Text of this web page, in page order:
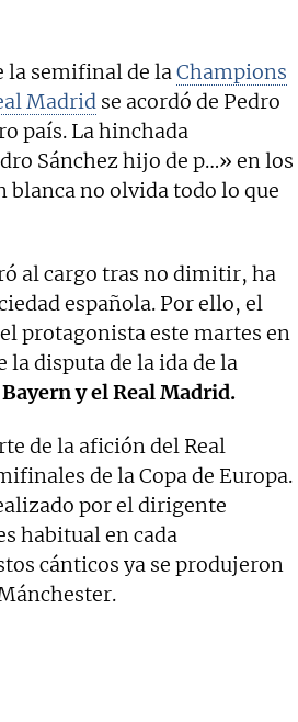
la semifinal de laChampions
Madrid se acordó de Pedro
país. La hinchada
Sánchez hijo de p…» en los
blanca no olvida todo lo que
al cargo tras no dimitir, ha
española. Por ello, el
protagonista este martes en
la disputa de la ida de la
Bayern y el Real Madrid.
de la afición del Real
de la Copa de Europa.
por el dirigente
habitual en cada
cánticos ya se produjeron